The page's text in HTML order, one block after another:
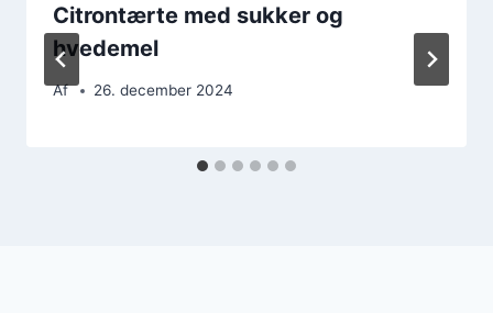
Citrontærte med sukker og
hvedemel
Af 26. december 2024